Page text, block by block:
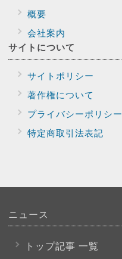
概要
会社案内
サイトについて
サイトポリシー
著作権について
プライバシーポリシー
特定商取引法表記
ニュース
トップ記事 一覧